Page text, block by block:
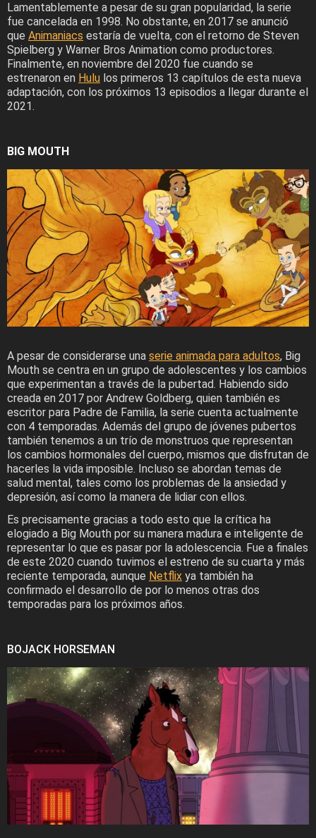
Lamentablemente a pesar de su gran popularidad, la serie
fue cancelada en 1998. No obstante, en 2017 se anunció
que Animaniacs estaría de vuelta, con el retorno de Steven
Spielberg y Warner Bros Animation como productores.
Finalmente, en noviembre del 2020 fue cuando se
estrenaron en Hulu los primeros 13 capítulos de esta nueva
adaptación, con los próximos 13 episodios a llegar durante el
2021.
BIG MOUTH
A pesar de considerarse una serie animada para adultos, Big
Mouth se centra en un grupo de adolescentes y los cambios
que experimentan a través de la pubertad. Habiendo sido
creada en 2017 por Andrew Goldberg, quien también es
escritor para Padre de Familia, la serie cuenta actualmente
con 4 temporadas. Además del grupo de jóvenes pubertos
también tenemos a un trío de monstruos que representan
los cambios hormonales del cuerpo, mismos que disfrutan de
hacerles la vida imposible. Incluso se abordan temas de
salud mental, tales como los problemas de la ansiedad y
depresión, así como la manera de lidiar con ellos.
Es precisamente gracias a todo esto que la crítica ha
elogiado a Big Mouth por su manera madura e inteligente de
representar lo que es pasar por la adolescencia. Fue a finales
de este 2020 cuando tuvimos el estreno de su cuarta y más
reciente temporada, aunque Netflix ya también ha
confirmado el desarrollo de por lo menos otras dos
temporadas para los próximos años.
BOJACK HORSEMAN